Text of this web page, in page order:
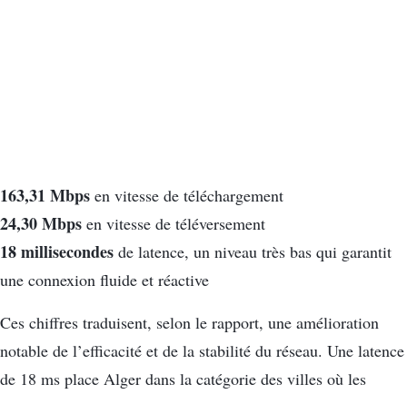
163,31 Mbps en vitesse de téléchargement
24,30 Mbps en vitesse de téléversement
18 millisecondes de latence, un niveau très bas qui garantit
une connexion fluide et réactive
Ces chiffres traduisent, selon le rapport, une amélioration
notable de l’efficacité et de la stabilité du réseau. Une latence
de 18 ms place Alger dans la catégorie des villes où les